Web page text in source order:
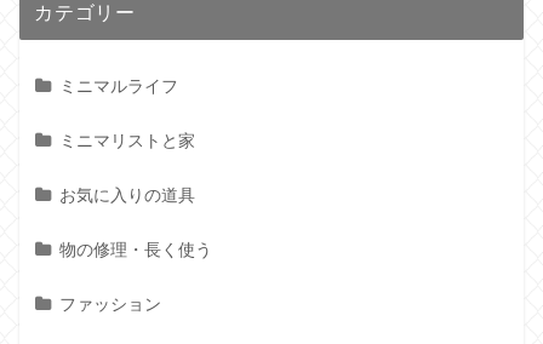
カテゴリー
ミニマルライフ
ミニマリストと家
お気に入りの道具
物の修理・長く使う
ファッション